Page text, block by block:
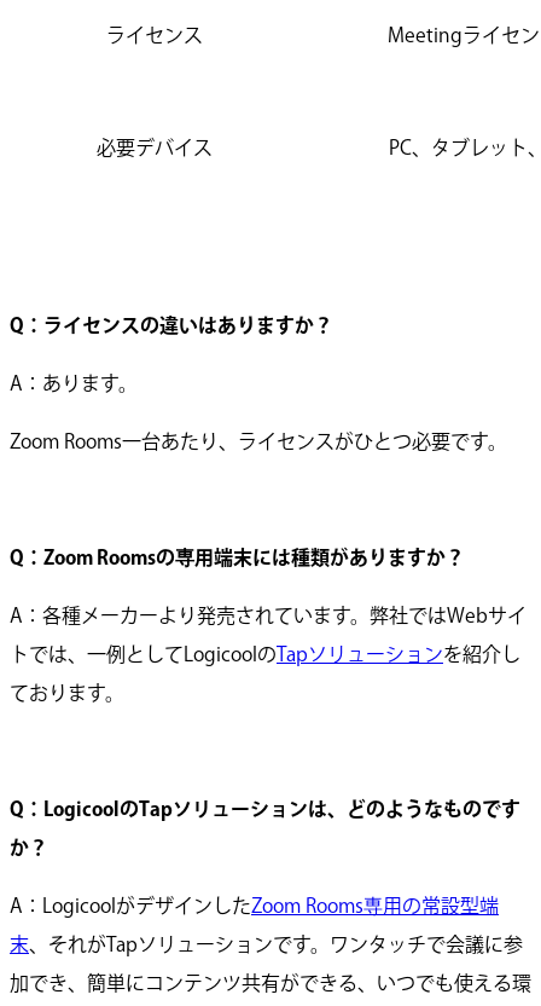
ライセンス Meetingライセ
必要デバイス PC、タブレット
Q：ライセンスの違いはありますか？
A：あります。
Zoom Rooms一台あたり、ライセンスがひとつ必要です。
Q：Zoom Roomsの専用端末には種類がありますか？
A：各種メーカーより発売されています。弊社ではWebサイ
トでは、一例としてLogicoolのTapソリューションを紹介し
ております。
Q：LogicoolのTapソリューションは、どのようなものです
か？
A：LogicoolがデザインしたZoom Rooms専用の常設型端
末、それがTapソリューションです。ワンタッチで会議に参
加でき、簡単にコンテンツ共有ができる、いつでも使える環